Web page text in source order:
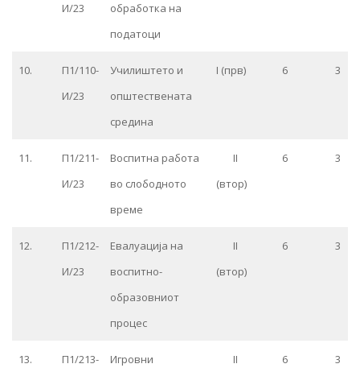
И/23
обработка на
податоци
10.
П1/110-
И/23
Училиштето и
општествената
средина
I (прв) 6 3
11.
П1/211-
И/23
Воспитна работа
во слободното
време
II
(втор)
6 3
12.
П1/212-
И/23
Евалуација на
воспитно-
образовниот
процес
II
(втор)
6 3
13.
П1/213-
Игровни
II
6 3